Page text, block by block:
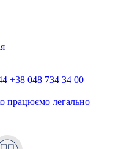
+38 048 734 34 00
працюємо легально